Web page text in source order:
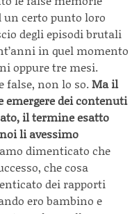
un certo punto loro
degli episodi brutali
in quel momento
oppure tre mesi.
false, non lo so. Ma il
emergere dei contenuti
il termine esatto
li avessimo
dimenticato che
che cosa
dei rapporti
ero bambino e